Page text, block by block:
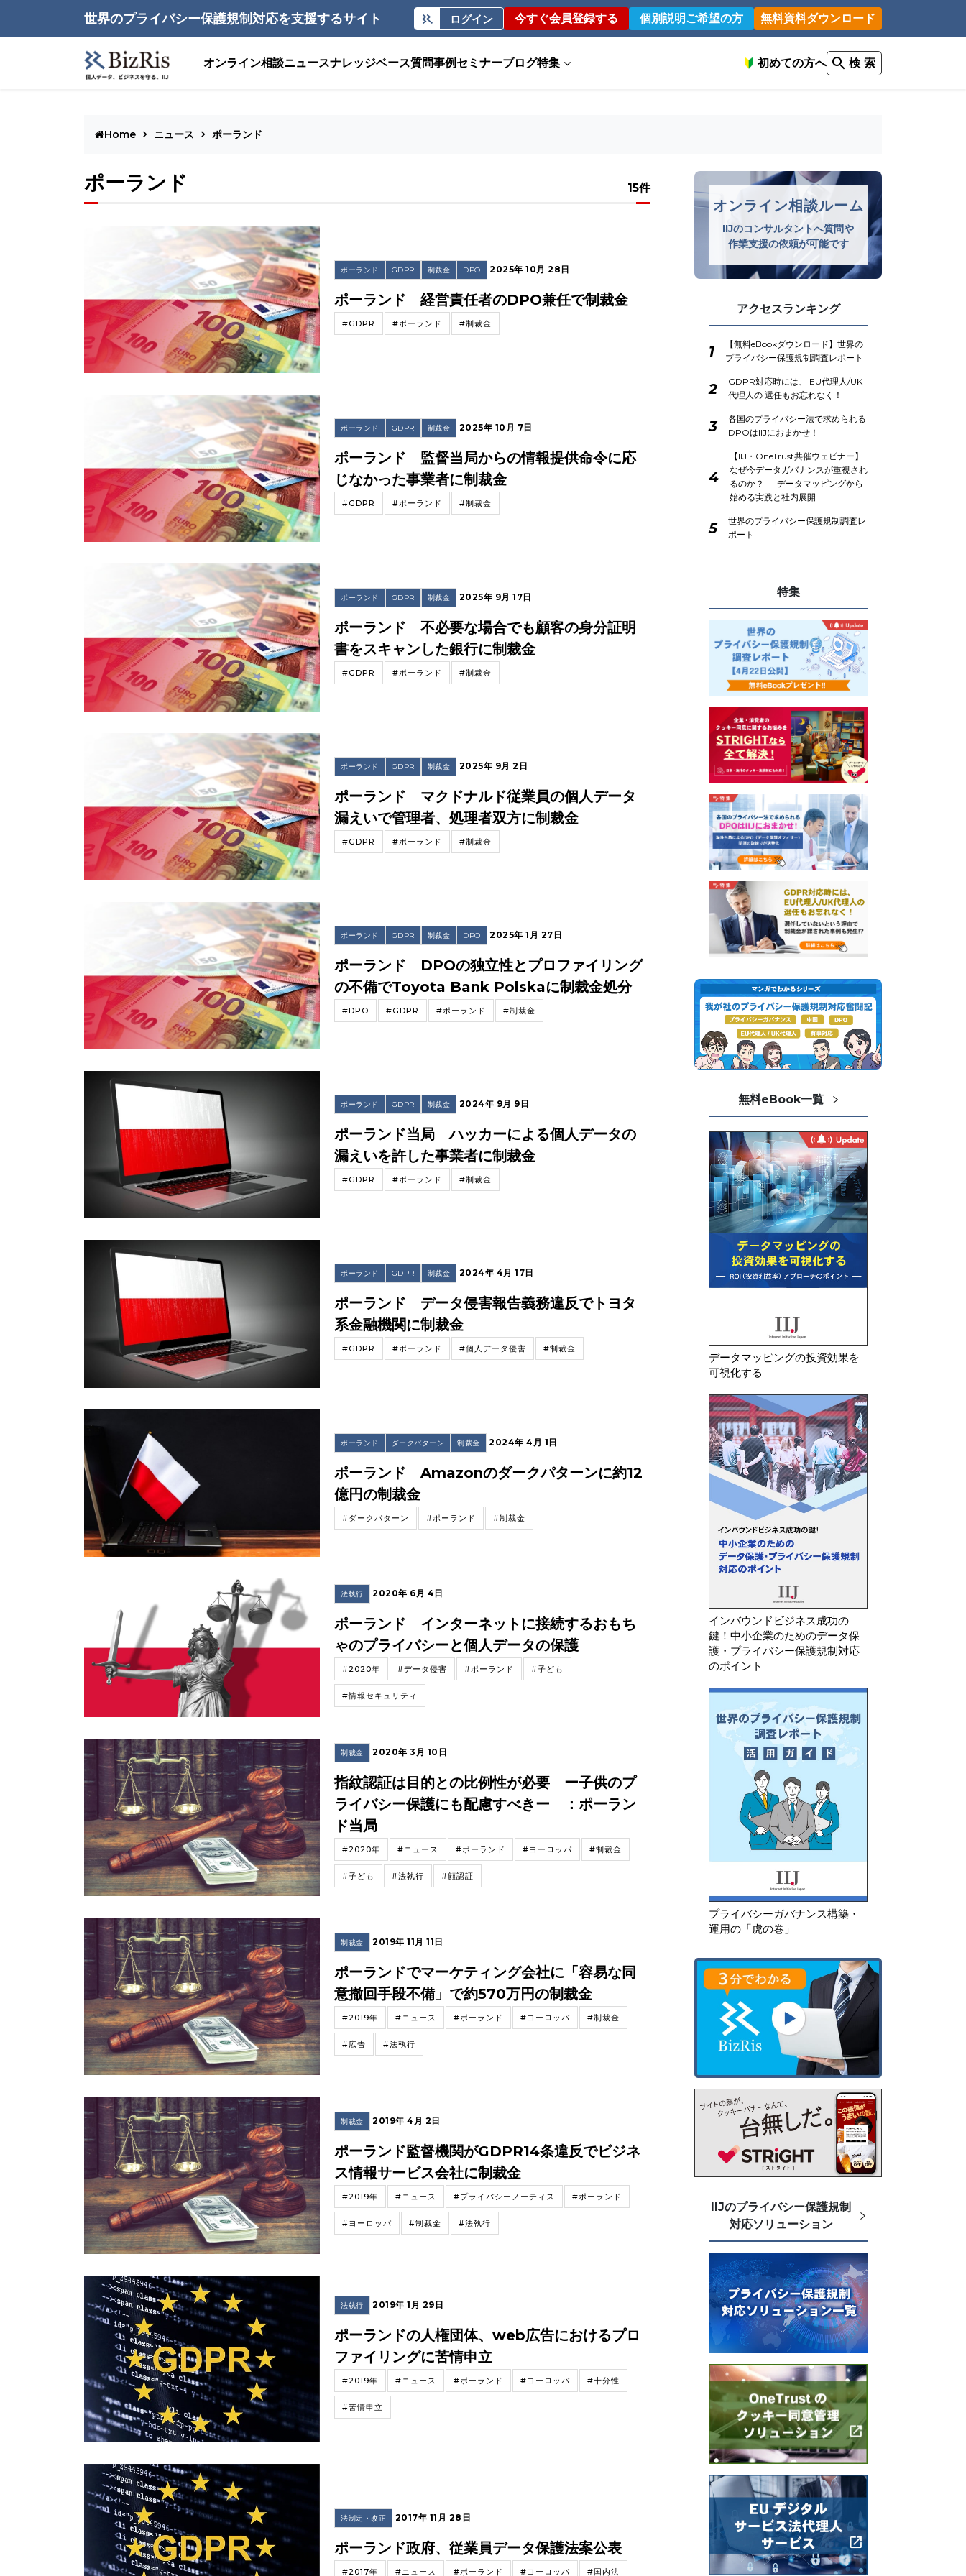
世界のプライバシー保護規制対応を支援するサイト ログイン 今すぐ会員登録する 個別説明ご希望の方 無料資料ダウンロード
オンライン相談ニュースナレッジベース質問事例 セミナーブログ特集 初めての方へ 検 索
Home ニュース ポーランド
ポーランド 15件
ポーランド GDPR 制裁金 DPO 2025年 10月 28日
ポーランド 経営責任者のDPO兼任で制裁金
#GDPR #ポーランド #制裁金
ポーランド GDPR 制裁金 2025年 10月 7日
ポーランド 監督当局からの情報提供命令に応
じなかった事業者に制裁金
#GDPR #ポーランド #制裁金
ポーランド GDPR 制裁金 2025年 9月 17日
ポーランド 不必要な場合でも顧客の身分証明
書をスキャンした銀行に制裁金
#GDPR #ポーランド #制裁金
ポーランド GDPR 制裁金 2025年 9月 2日
ポーランド マクドナルド従業員の個人データ
漏えいで管理者、処理者双方に制裁金
#GDPR #ポーランド #制裁金
ポーランド GDPR 制裁金 DPO 2025年 1月 27日
ポーランド DPOの独立性とプロファイリング
の不備でToyota Bank Polskaに制裁金処分
#DPO #GDPR #ポーランド #制裁金
ポーランド GDPR 制裁金 2024年 9月 9日
ポーランド当局 ハッカーによる個人データの
漏えいを許した事業者に制裁金
#GDPR #ポーランド #制裁金
ポーランド GDPR 制裁金 2024年 4月 17日
ポーランド データ侵害報告義務違反でトヨタ
系金融機関に制裁金
#GDPR #ポーランド #個人データ侵害 #制裁金
ポーランド ダークパターン 制裁金 2024年 4月 1日
ポーランド Amazonのダークパターンに約12
億円の制裁金
#ダークパターン #ポーランド #制裁金
法執行 2020年 6月 4日
ポーランド インターネットに接続するおもち
ゃのプライバシーと個人データの保護
#2020年 #データ侵害 #ポーランド #子ども
#情報セキュリティ
制裁金 2020年 3月 10日
指紋認証は目的との比例性が必要 ー子供のプ
ライバシー保護にも配慮すべきー ：ポーラン
ド当局
#2020年 #ニュース #ポーランド #ヨーロッパ #制裁金
#子ども #法執行 #顔認証
制裁金 2019年 11月 11日
ポーランドでマーケティング会社に「容易な同
意撤回手段不備」で約570万円の制裁金
#2019年 #ニュース #ポーランド #ヨーロッパ #制裁金
#広告 #法執行
制裁金 2019年 4月 2日
ポーランド監督機関がGDPR14条違反でビジネ
ス情報サービス会社に制裁金
#2019年 #ニュース #プライバシーノーティス #ポーランド
#ヨーロッパ #制裁金 #法執行
法執行 2019年 1月 29日
ポーランドの人権団体、web広告におけるプロ
ファイリングに苦情申立
#2019年 #ニュース #ポーランド #ヨーロッパ #十分性
#苦情申立
法制定・改正 2017年 11月 28日
ポーランド政府、従業員データ保護法案公表
#2017年 #ニュース #ポーランド #ヨーロッパ #国内法
オンライン相談ルーム
IIJのコンサルタントへ質問や
作業支援の依頼が可能です
アクセスランキング
1
【無料eBookダウンロード】世界の
プライバシー保護規制調査レポート
2
GDPR対応時には、 EU代理人/UK
代理人の 選任もお忘れなく！
3
各国のプライバシー法で求められる
DPOはIIJにおまかせ！
4
【IIJ・OneTrust共催ウェビナー】
なぜ今データガバナンスが重視され
るのか？ ― データマッピングから
始める実践と社内展開
5
世界のプライバシー保護規制調査レ
ポート
特集
無料eBook一覧
データマッピングの投資効果を
可視化する
インバウンドビジネス成功の
鍵！中小企業のためのデータ保
護・プライバシー保護規制対応
のポイント
プライバシーガバナンス構築・
運用の「虎の巻」
IIJのプライバシー保護規制
対応ソリューション